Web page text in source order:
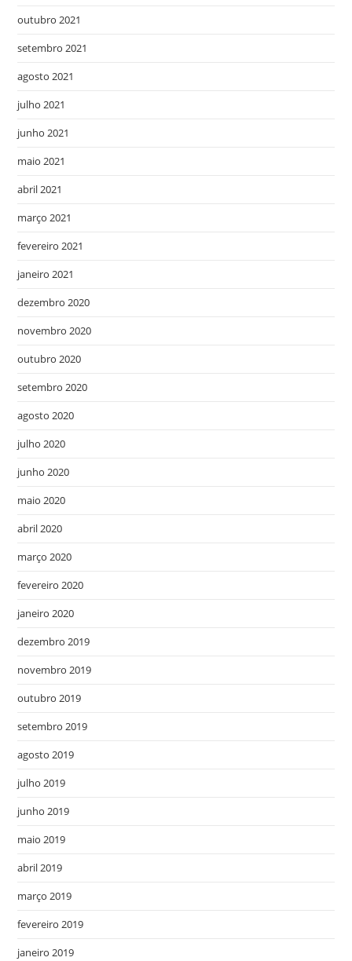
outubro 2021
setembro 2021
agosto 2021
julho 2021
junho 2021
maio 2021
abril 2021
março 2021
fevereiro 2021
janeiro 2021
dezembro 2020
novembro 2020
outubro 2020
setembro 2020
agosto 2020
julho 2020
junho 2020
maio 2020
abril 2020
março 2020
fevereiro 2020
janeiro 2020
dezembro 2019
novembro 2019
outubro 2019
setembro 2019
agosto 2019
julho 2019
junho 2019
maio 2019
abril 2019
março 2019
fevereiro 2019
janeiro 2019